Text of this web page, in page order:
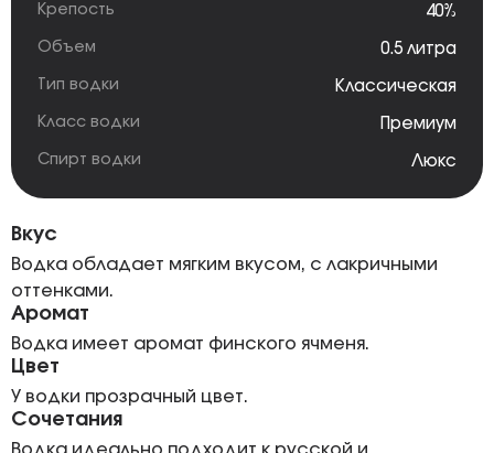
Крепость 40%
Объем 0.5 литра
Тип водки Классическая
Класс водки Премиум
Спирт водки Люкс
Вкус
Водка обладает мягким вкусом, с лакричными
оттенками.
Аромат
Водка имеет аромат финского ячменя.
Цвет
У водки прозрачный цвет.
Сочетания